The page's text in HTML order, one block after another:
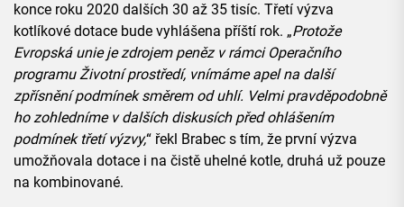
konce roku 2020 dalších 30 až 35 tisíc. Třetí výzva
kotlíkové dotace bude vyhlášena příští rok. „Protože
Evropská unie je zdrojem peněz v rámci Operačního
programu Životní prostředí, vnímáme apel na další
zpřísnění podmínek směrem od uhlí. Velmi pravděpodobně
ho zohledníme v dalších diskusích před ohlášením
podmínek třetí výzvy,“ řekl Brabec s tím, že první výzva
umožňovala dotace i na čistě uhelné kotle, druhá už pouze
na kombinované.